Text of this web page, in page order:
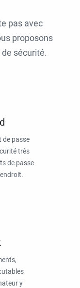
pas avec
proposons
sécurité.
de passe
très
de passe
y